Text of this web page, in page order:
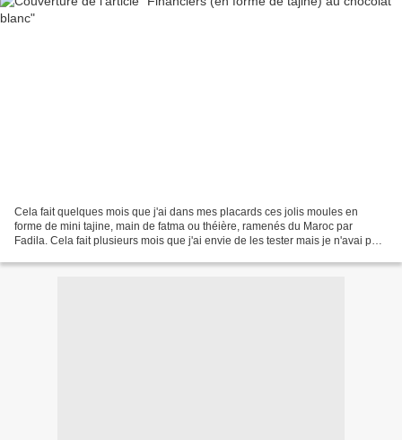
Cela fait quelques mois que j'ai dans mes placards ces jolis moules en
forme de mini tajine, main de fatma ou théière, ramenés du Maroc par
Fadila. Cela fait plusieurs mois que j'ai envie de les tester mais je n'avai pas